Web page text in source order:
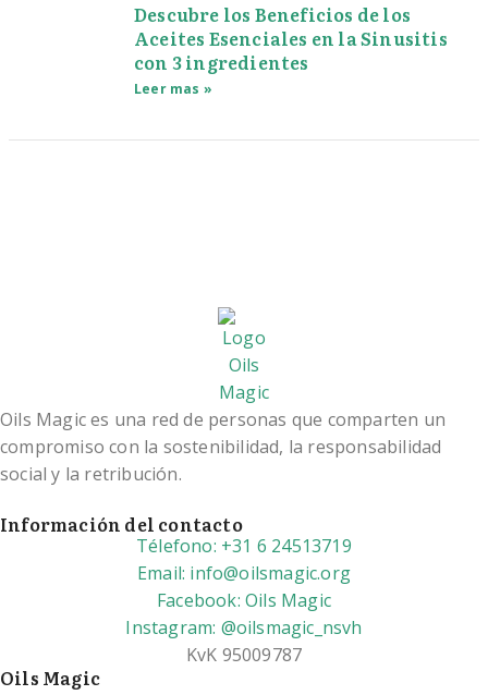
Descubre los Beneficios de los
Aceites Esenciales en la Sinusitis
con 3 ingredientes
Leer mas »
Oils Magic es una red de personas que comparten un
compromiso con la sostenibilidad, la responsabilidad
social y la retribución.
Información del contacto
Télefono: +31 6 24513719
Email: info@oilsmagic.org
Facebook: Oils Magic
Instagram: @oilsmagic_nsvh
KvK 95009787
Oils Magic